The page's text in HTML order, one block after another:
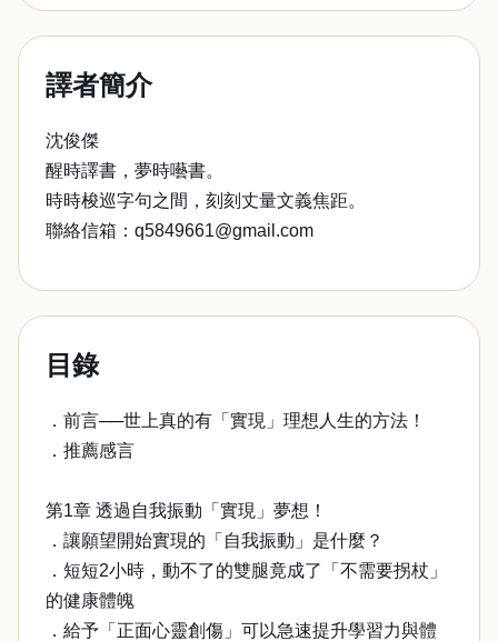
譯者簡介
沈俊傑
醒時譯書，夢時囈書。
時時梭巡字句之間，刻刻丈量文義焦距。
聯絡信箱：q5849661@gmail.com
目錄
．前言──世上真的有「實現」理想人生的方法！
．推薦感言
第1章 透過自我振動「實現」夢想！
．讓願望開始實現的「自我振動」是什麼？
．短短2小時，動不了的雙腿竟成了「不需要拐杖」
的健康體魄
．給予「正面心靈創傷」可以急速提升學習力與體